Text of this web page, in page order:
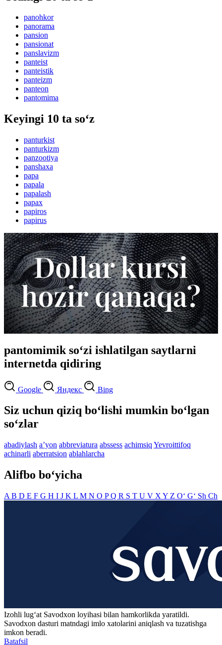
panohkor
panorama
pansion
pansionat
panslavizm
panteist
panteistik
panteizm
panteon
pantomima
Keyingi 10 ta so‘z
panturkist
panturkizm
panzootiya
panshaxa
papa
papala
papalash
papax
papiros
papirus
pantomimik so‘zi ishlatilgan saytlarni
internetda qidiring
Google Яндекс Bing
Siz uchun qiziq bo‘lishi mumkin bo‘lgan
so‘zlar
abadiylash aʼyon abbreviatura abssess achimsiq Yevroittifoq
achinarli aberratsion ablahlarcha
Alifbo bo‘yicha
A B D E F G H I J K L M N O PQ R S T U V X Y Z O‘ G‘ Sh Ch
Izohli lugʻat Savodxon loyihasi bilan hamkorlikda yaratildi.
Savodxon dasturi matndagi imlo xatolarini aniqlash va tuzatishga
imkon beradi.
Batafsil